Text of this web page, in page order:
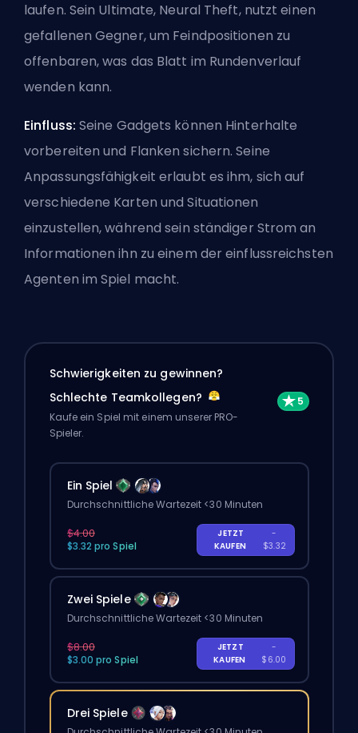
laufen. Sein Ultimate, Neural Theft, nutzt einen
gefallenen Gegner, um Feindpositionen zu
offenbaren, was das Blatt im Rundenverlauf
wenden kann.
Einfluss: Seine Gadgets können Hinterhalte
vorbereiten und Flanken sichern. Seine
Anpassungsfähigkeit erlaubt es ihm, sich auf
verschiedene Karten und Situationen
einzustellen, während sein ständiger Strom an
Informationen ihn zu einem der einflussreichsten
Agenten im Spiel macht.
Schwierigkeiten zu gewinnen?
Schlechte Teamkollegen?
Kaufe ein Spiel mit einem unserer PRO-
Spieler.
Ein Spiel
Durchschnittliche Wartezeit <30 Minuten
$4.00
$3.32 pro Spiel
JETZT
KAUFEN
-
$3.32
Zwei Spiele
Durchschnittliche Wartezeit <30 Minuten
$8.00
$3.00 pro Spiel
JETZT
KAUFEN
-
$6.00
Drei Spiele